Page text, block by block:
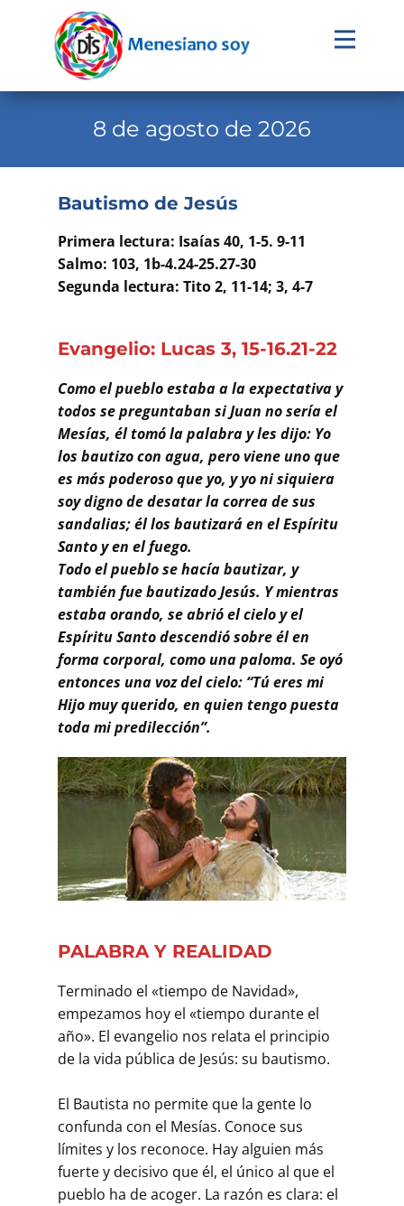
Evangelio
Familia Menesiana
Pastoral Vocacional
Buscar
8 de agosto de 2026
Bautismo de Jesús
Primera lectura: Isaías 40, 1-5. 9-11
Salmo: 103, 1b-4.24-25.27-30
Segunda lectura: Tito 2, 11-14; 3, 4-7
Evangelio: Lucas 3, 15-16.21-22
Como el pueblo estaba a la expectativa y
todos se preguntaban si Juan no sería el
Mesías, él tomó la palabra y les dijo: Yo
los bautizo con agua, pero viene uno que
es más poderoso que yo, y yo ni siquiera
soy digno de desatar la correa de sus
sandalias; él los bautizará en el Espíritu
Santo y en el fuego.
Todo el pueblo se hacía bautizar, y
también fue bautizado Jesús. Y mientras
estaba orando, se abrió el cielo y el
Espíritu Santo descendió sobre él en
forma corporal, como una paloma. Se oyó
entonces una voz del cielo: “Tú eres mi
Hijo muy querido, en quien tengo puesta
toda mi predilección”.
PALABRA Y REALIDAD
Terminado el «tiempo de Navidad»,
empezamos hoy el «tiempo durante el
año». El evangelio nos relata el principio
de la vida pública de Jesús: su bautismo.
El Bautista no permite que la gente lo
confunda con el Mesías. Conoce sus
límites y los reconoce. Hay alguien más
fuerte y decisivo que él, el único al que el
pueblo ha de acoger. La razón es clara: el